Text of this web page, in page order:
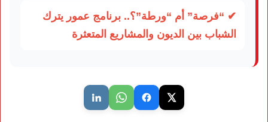
✔ “فرصة” أم “ورطة”؟.. برنامج عمور يترك
الشباب بين الديون والمشاريع المتعثرة